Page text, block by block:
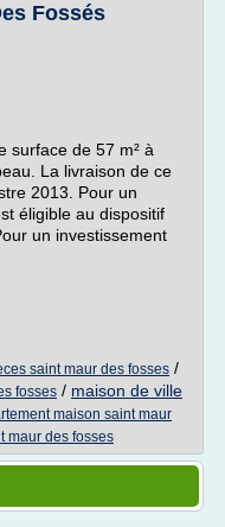
Fossés
surface de 57 m² à
La livraison de ce
2013. Pour un
éligible au dispositif
un investissement
saint maur des fosses /
fosses / maison de ville
maison saint maur
maur des fosses